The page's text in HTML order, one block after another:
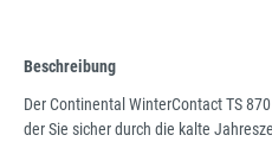
Beschreibung
Der Continental WinterContact TS
der Sie sicher durch die kalte